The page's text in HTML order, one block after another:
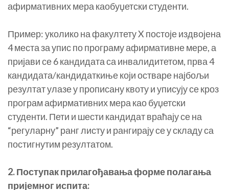
афирмативних мера каобуџетски студенти.
Пример: уколико на факултету X постоје издвојена
4 места за упис по програму афирмативне мере, а
пријави се 6 кандидата са инвалидитетом, прва 4
кандидата/кандидаткиње који остваре најбољи
резултат улазе у прописану квоту и уписују се кроз
програм афирмативних мера као буџетски
студенти. Пети и шести кандидат враћају се на
“регуларну” ранг листу и рангирају се у складу са
постигнутим резултатом.
2. Поступак прилагођавања форме полагања
пријемног испита: